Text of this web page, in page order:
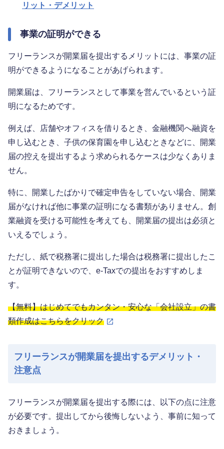
リット・デメリット
事業の証明ができる
フリーランスが開業届を提出するメリットには、事業の証
明ができるようになることがあげられます。
開業届は、フリーランスとして事業を営んでいるという証
明になるためです。
例えば、店舗やオフィスを借りるとき、金融機関へ融資を
申し込むとき、子供の保育園を申し込むときなどに、開業
届の控えを提出するよう求められるケースは少なくありま
せん。
特に、開業したばかりで確定申告をしていない場合、開業
届がなければ他に事業の証明になる書類がありません。創
業融資を受ける可能性を考えても、開業届の提出は必須と
いえるでしょう。
ただし、紙で税務署に提出した場合は税務署に提出したこ
とが証明できないので、e-Taxでの提出をおすすめしま
す。
【無料】はじめてでもカンタン・安心な「会社設立」の書
類作成はこちらをクリック
フリーランスが開業届を提出するデメリット・
注意点
フリーランスが開業届を提出する際には、以下の点に注意
が必要です。提出してから後悔しないよう、事前に知って
おきましょう。